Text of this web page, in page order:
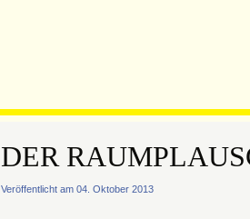
DER
Veröffentlicht am 04. Oktober 2013